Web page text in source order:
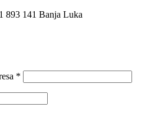
893 141 Banja Luka
*